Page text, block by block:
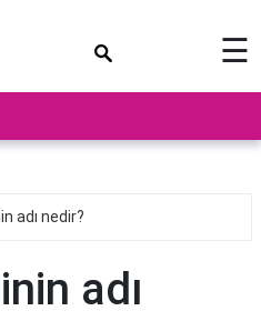
☰
adı nedir?
adı